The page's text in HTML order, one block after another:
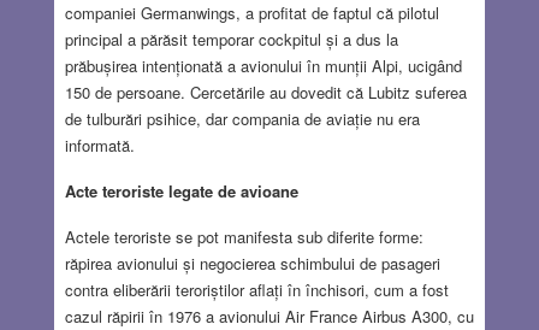
companiei Germanwings, a profitat de faptul că pilotul
principal a părăsit temporar cockpitul și a dus la
prăbușirea intenționată a avionului în munții Alpi, ucigând
150 de persoane. Cercetările au dovedit că Lubitz suferea
de tulburări psihice, dar compania de aviație nu era
informată.
Acte teroriste legate de avioane
Actele teroriste se pot manifesta sub diferite forme:
răpirea avionului și negocierea schimbului de pasageri
contra eliberării teroriștilor aflați în închisori, cum a fost
cazul răpirii în 1976 a avionului Air France Airbus A300, cu